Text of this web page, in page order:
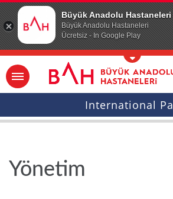
Büyük Anadolu Hastaneleri
Büyük Anadolu Hastaneleri
Ücretsiz - In Google Play
Ana icerige atla
International
Yönetim